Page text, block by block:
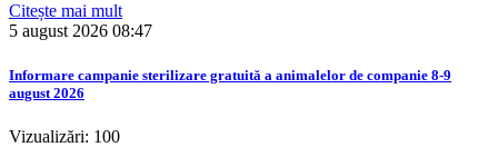
Citește mai mult
5 august 2026 08:47
Informare campanie sterilizare gratuită a animalelor de companie 8-9
august 2026
Vizualizări: 100